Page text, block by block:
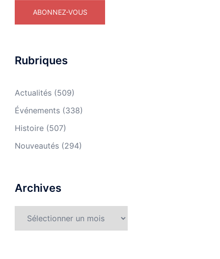
Rubriques
Actualités (509)
Événements (338)
Histoire (507)
Nouveautés (294)
Archives